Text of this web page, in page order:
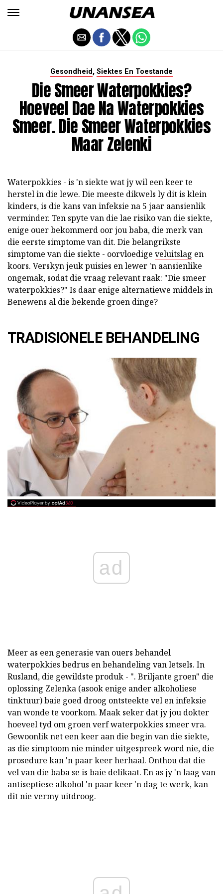
Gesondheid, Siektes En Toestande
Die Smeer Waterpokkies?
Hoeveel Dae Na Waterpokkies
Smeer. Die Smeer Waterpokkies
Maar Zelenki
Waterpokkies - is 'n siekte wat jy wil een keer te
herstel in die lewe. Die meeste dikwels ly dit is klein
kinders, is die kans van infeksie na 5 jaar aansienlik
verminder. Ten spyte van die lae risiko van die siekte,
enige ouer bekommerd oor jou baba, die merk van
die eerste simptome van dit. Die belangrikste
simptome van die siekte - oorvloedige veluitslag en
koors. Verskyn jeuk puisies en lewer 'n aansienlike
ongemak, sodat die vraag relevant raak: "Die smeer
waterpokkies?" Is daar enige alternatiewe middels in
Benewens al die bekende groen dinge?
TRADISIONELE BEHANDELING
ad
Meer as een generasie van ouers behandel
waterpokkies bedrus en behandeling van letsels. In
Rusland, die gewildste produk - ". Briljante groen" die
oplossing Zelenka (asook enige ander alkoholiese
tinktuur) baie goed droog ontsteekte vel en infeksie
van wonde te voorkom. Maak seker dat jy jou dokter
hoeveel tyd om groen verf waterpokkies smeer vra.
Gewoonlik net een keer aan die begin van die siekte,
as die simptoom nie minder uitgespreek word nie, die
prosedure kan 'n paar keer herhaal. Onthou dat die
vel van die baba se is baie delikaat. En as jy 'n laag van
antiseptiese alkohol 'n paar keer 'n dag te werk, kan
dit nie vermy uitdroog.